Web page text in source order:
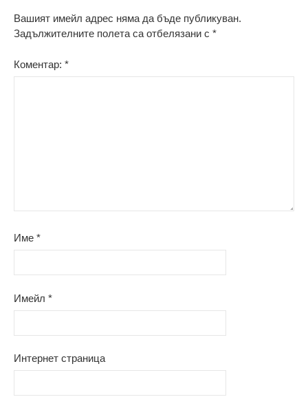
Вашият имейл адрес няма да бъде публикуван.
Задължителните полета са отбелязани с *
Коментар: *
Име *
Имейл *
Интернет страница